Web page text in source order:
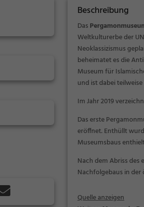
Beschreibung
Das
Weltkulturerbe der
Neoklassizismus
beheimatet es die
Museum für
und ist dabei
Im Jahr 2019
Das erste
eröffnet. Enthüllt
Museumsbaus
Nach dem Abriss des
Nachfolgebaus in der
Quelle anzeigen